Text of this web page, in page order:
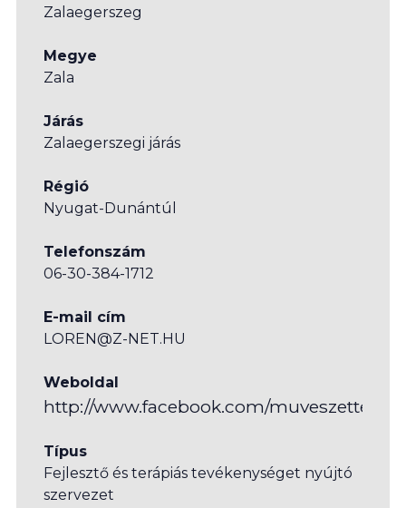
Zalaegerszeg
Megye
Zala
Járás
Zalaegerszegi járás
Régió
Nyugat-Dunántúl
Telefonszám
06-30-384-1712
E-mail cím
LOREN@Z-NET.HU
Weboldal
http://www.facebook.com/
Típus
Fejlesztő és terápiás tevékenységet nyújtó
szervezet